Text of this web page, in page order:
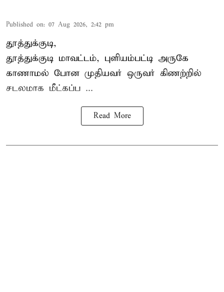
Published on: 07 Aug 2026, 2:42 pm
தூத்துக்குடி,
தூத்துக்குடி மாவட்டம், புளியம்பட்டி அருகே
காணாமல் போன முதியவர் ஒருவர் கிணற்றில்
சடலமாக மீட்கப்ப ...
Read More